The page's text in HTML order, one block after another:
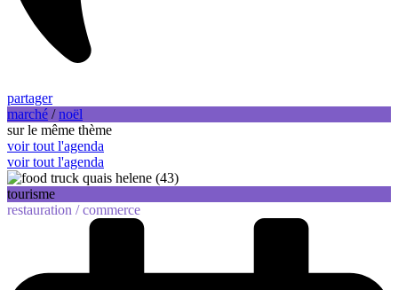
partager
marché /noël
sur le même thème
voir tout l'agenda
voir tout l'agenda
tourisme
restauration /commerce